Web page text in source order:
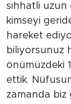
sıhhatli
kimseyi
hareket
biliyorsunuz
önümüzdeki
ettik.
zamanda biz